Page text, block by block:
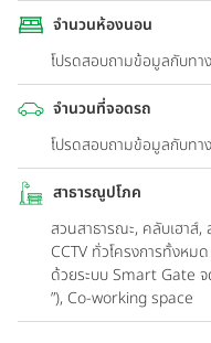
จำนวนห้องนอน
โปรดสอบถามข้อมูลกับทา
จำนวนที่จอดรถ
โปรดสอบถามข้อมูลกับทา
สาธารณูปโภค
สวนสาธารณะ, คลับเฮาส์,
CCTV ทั่วโครงการทั้งหม
ด้วยระบบ Smart Gate จ
”), Co-working space